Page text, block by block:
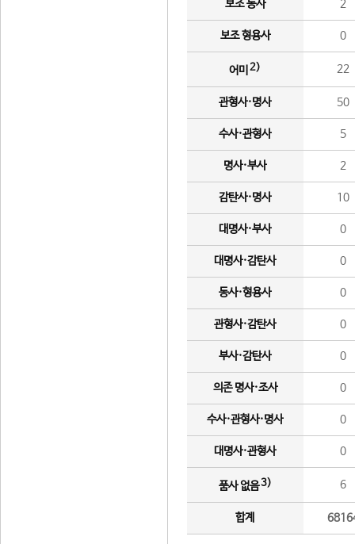
보조 동사 2
보조 형용사 0
어미 2) 22
관형사·명사 50
수사·관형사 5
명사·부사 2
감탄사·명사 10
대명사·부사 0
대명사·감탄사 0
동사·형용사 0
관형사·감탄사 0
부사·감탄사 0
의존 명사·조사 0
수사·관형사·명사 0
대명사·관형사 0
품사 없음3) 6
합계